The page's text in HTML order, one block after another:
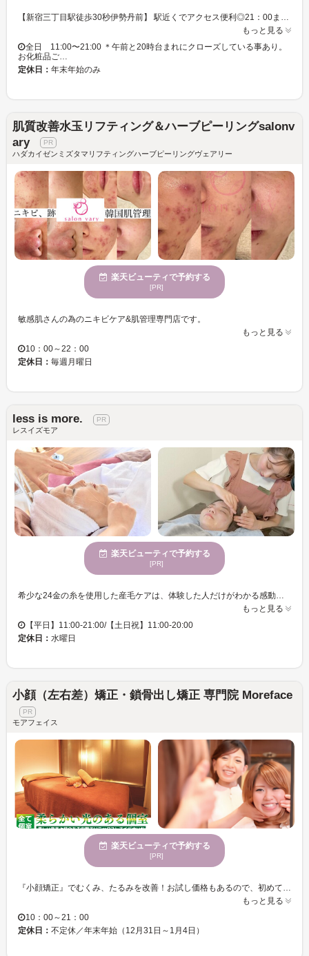
【新宿三丁目駅徒歩30秒伊勢丹前】 駅近くでアクセス便利◎21：00まで営業♪化粧品のみも大歓迎！効果的な組み合わせや使用法を丁寧にご相談にのらせて頂きます。 トリートメントおすすめは、 ☆「エンビロン」最先端皮膚科学の根拠に基づいたビタミンAによる肌改善☆ ☆「レカルカ監修Dr.be.born」世界特許でも使われている幹細胞培養液☆ ☆『水光ピーリングWIQO（ワイコ）ララピール進化版）』 ☆レモンボトル＋更に強力クリニックで脂肪分解メソセラピーに使用の成分追加できます♪） ☆「高密度ナノ超音波（旧ハイフ）」小顔、フェイスラインの引き締め、二重あご 即効性が高いのにダウンタイムなし！初めての方でも丁寧にカウンセリングいたします☆ 手に入りにくいエンビロン、v3は当店で♪お化粧品のご購入のみでも大歓迎！ 無理な勧誘はございません スタッフ皆優しく知識経験豊富です お客様のご来店を心よりお待ちしております！
もっと見る
全日 11:00〜21:00 ＊午前と20時台まれにクローズしている事あり。
お化粧品ご…
定休日： 年末年始のみ
肌質改善水玉リフティング＆ハーブピーリングsalonv
ary
ハダカイゼンミズタマリフティングハーブピーリングヴェアリー
楽天ビューティで予約する
[PR]
敏感肌さんの為のニキビケア&肌管理専門店です。
もっと見る
10：00～22：00
定休日： 毎週月曜日
less is more.
レスイズモア
楽天ビューティで予約する
[PR]
希少な24金の糸を使用した産毛ケアは、体験した人だけがわかる感動体験!! つるつるむきたまご肌へ☆スキンケアの浸透力を高め効果を最大限に引き出すことで、素肌そのものが進化。90%以上の高リピート率も自慢！。肌荒れやくすみ、毛穴の開きといったお悩みにも対応。施術後は、スキンケアの効果が大幅に向上し、つるつるの肌を実感していただけます。透明感と健康的な肌へと導く効果があり、産毛や角質に悩む方にピッタリです。この美容法はハリウッド、LAで人気を誇る結果重視の施術ですので、安心してご利用いただけます。施術を通じて、自分史上最高の肌を手に入れましょう。
もっと見る
【平日】11:00-21:00/【土日祝】11:00-20:00
定休日： 水曜日
小顔（左右差）矯正・鎖骨出し矯正 専門院 Moreface
モアフェイス
楽天ビューティで予約する
[PR]
『小顔矯正』でむくみ、たるみを改善！お試し価格もあるので、初めての方にもオススメのサロン♪『小顔×鎖骨矯正』は顔の歪みをとり、シャープな顎ライン・パッチリした目・クリアーな肌が叶っちゃう！ 『小顔鎖骨コース』は更に鎖骨矯正×効果の持続にもってこい◎ 小顔矯正専門だからこその違いを実感できるハズ★ ◆完全個室でリラックス♪お悩みについてお話し下さい◎ ◆極上手法でシャープな顎ラインに！ほうれい線の改善も★ ◆本格骨盤矯正！O脚や体の歪みでお悩みの方はお試しください！ お顔はもちろん、お身体のすべての悩みに対応いたします。それぞれコースを多数ご用意しております♪カウンセリング～施術～アフターケアまで、すべて『More Face』自慢の施術となっておりますので、ぜひ体験してみてくださいね☆皆さまのお越しをお待ちしております。
もっと見る
10：00～21：00
定休日： 不定休／年末年始（12月31日～1月4日）